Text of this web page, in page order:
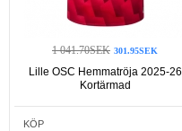
1 041.70SEK 301.95SEK
Lille OSC Hemmatröja 2025-26
Kortärmad
KÖP